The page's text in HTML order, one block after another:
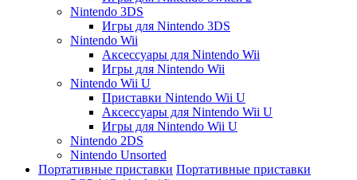
Nintendo 3DS
Игры для Nintendo 3DS
Nintendo Wii
Аксессуары для Nintendo Wii
Игры для Nintendo Wii
Nintendo Wii U
Приставки Nintendo Wii U
Аксессуары для Nintendo Wii U
Игры для Nintendo Wii U
Nintendo 2DS
Nintendo Unsorted
Портативные приставки Портативные приставки